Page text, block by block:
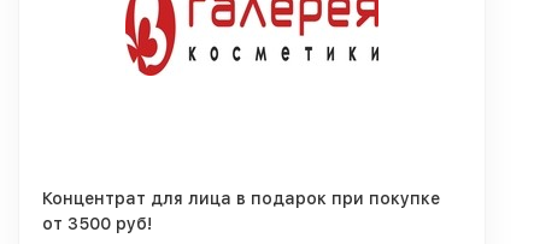
Концентрат для лица в подарок при покупке
от 3500 руб!